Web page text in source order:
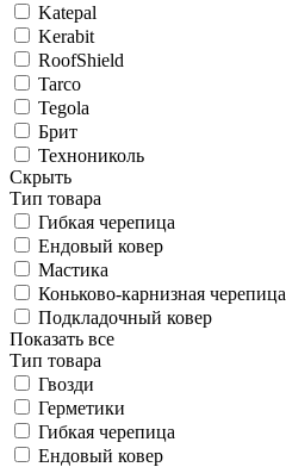
Katepal
Kerabit
RoofShield
Tarco
Tegola
Брит
Технониколь
Скрыть
Тип товара
Гибкая черепица
Ендовый ковер
Мастика
Коньково-карнизная черепица
Подкладочный ковер
Показать все
Тип товара
Гвозди
Герметики
Гибкая черепица
Ендовый ковер